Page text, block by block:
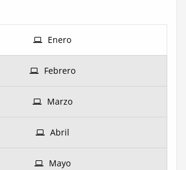
Enero
Febrero
Marzo
Abril
Mayo